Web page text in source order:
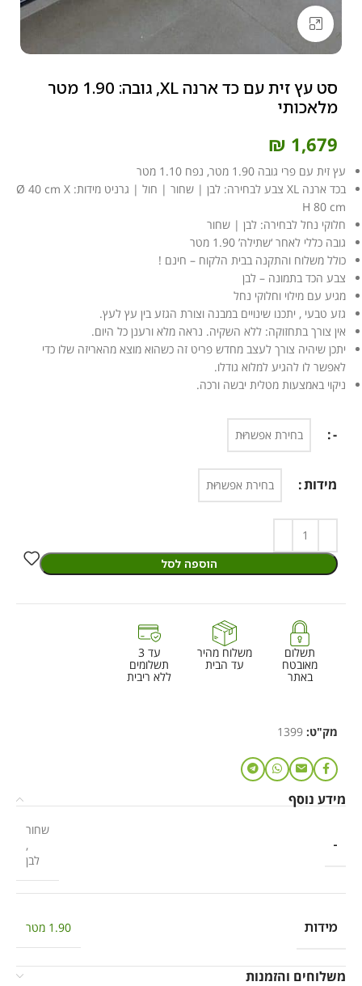
Click to enlarge
סט עץ זית עם כד ארנה XL, גובה: 1.90 מטר
מלאכותי
₪ 1,679
עץ זית עם פרי גובה 1.90 מטר, נפח 1.10 מטר
בכד ארנה XL צבע לבחירה: לבן | שחור | חול | גרניט מידות: Ø 40 cm X
H 80 cm
חלוקי נחל לבחירה: לבן | שחור
גובה כללי לאחר ‘שתילה’ 1.90 מטר
כולל משלוח והתקנה בבית הלקוח – חינם !
צבע הכד בתמונה – לבן
מגיע עם מילוי וחלוקי נחל
גזע טבעי , יתכנו שינויים במבנה וצורת הגזע בין עץ לעץ.
אין צורך בתחזוקה: ללא השקיה. נראה מלא ורענן כל היום.
יתכן שיהיה צורך לעצב מחדש פריט זה כשהוא מוצא מהאריזה שלו כדי
לאפשר לו להגיע למלוא גודלו.
ניקוי באמצעות מטלית יבשה ורכה.
-
מידות
הוספה לסל
תשלום
מאובטח
באתר
משלוח מהיר
עד הבית
עד 3
תשלומים
ללא ריבית
מק"ט: 1399
מידע נוסף
-
שחור
,
לבן
מידות 1.90 מטר
משלוחים והזמנות